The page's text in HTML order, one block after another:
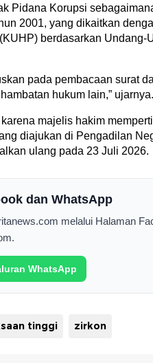
Pidana Korupsi
2001, yang dikaitkan
berdasarkan Undang-
pada pembacaan surat
hukum lain,” ujarnya.
majelis hakim
diajukan di Pengadilan
ulang pada 23 Juli 2026.
dan WhatsApp
melalui Halaman
WhatsApp
tinggi zirkon